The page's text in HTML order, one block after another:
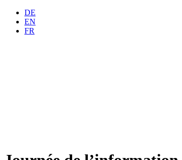
DE
EN
FR